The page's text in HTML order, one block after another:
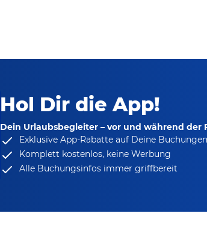
Hol Dir die App!
Dein Urlaubsbegleiter – vor und während der
Exklusive App-Rabatteauf Deine Buchungen
Komplett kostenlos, keine Werbung
Alle Buchungsinfos immer griffbereit